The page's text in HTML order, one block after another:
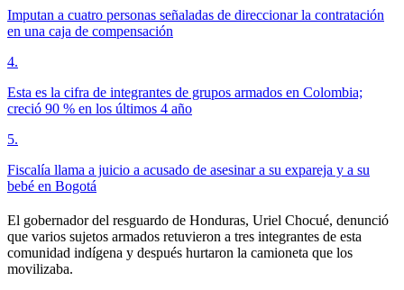
Imputan a cuatro personas señaladas de direccionar la contratación
en una caja de compensación
4.
Esta es la cifra de integrantes de grupos armados en Colombia;
creció 90 % en los últimos 4 año
5.
Fiscalía llama a juicio a acusado de asesinar a su expareja y a su
bebé en Bogotá
El gobernador del resguardo de Honduras, Uriel Chocué, denunció
que varios sujetos armados retuvieron a tres integrantes de esta
comunidad indígena y después hurtaron la camioneta que los
movilizaba.